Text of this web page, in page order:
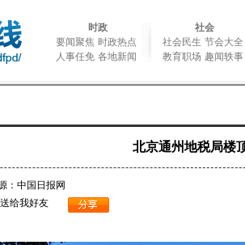
时政
要闻聚焦 时政热点
人事任免 各地新闻
社会
社会民生 节会大全
教育职场 趣闻轶事
北京通州地税局楼
：中国日报网
给我好友